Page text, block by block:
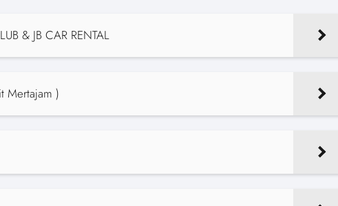
& JB CAR RENTAL
Mertajam )